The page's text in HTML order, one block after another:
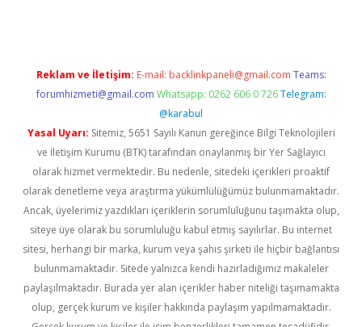
Reklam ve İletişim: E-mail: backlinkpaneli@gmail.com Teams:
forumhizmeti@gmail.com Whatsapp: 0262 606 0 726 Telegram:
@karabul
Yasal Uyarı: Sitemiz, 5651 Sayılı Kanun gereğince Bilgi Teknolojileri
ve İletişim Kurumu (BTK) tarafından onaylanmış bir Yer Sağlayıcı
olarak hizmet vermektedir. Bu nedenle, sitedeki içerikleri proaktif
olarak denetleme veya araştırma yükümlülüğümüz bulunmamaktadır.
Ancak, üyelerimiz yazdıkları içeriklerin sorumluluğunu taşımakta olup,
siteye üye olarak bu sorumluluğu kabul etmiş sayılırlar. Bu internet
sitesi, herhangi bir marka, kurum veya şahıs şirketi ile hiçbir bağlantısı
bulunmamaktadır. Sitede yalnızca kendi hazırladığımız makaleler
paylaşılmaktadır. Burada yer alan içerikler haber niteliği taşımamakta
olup, gerçek kurum ve kişiler hakkında paylaşım yapılmamaktadır.